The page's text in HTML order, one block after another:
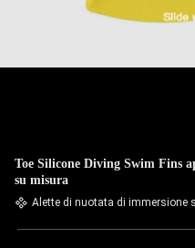
Toe Silicone Diving Swim Fins
su misura
Alette di nuotata di immersione